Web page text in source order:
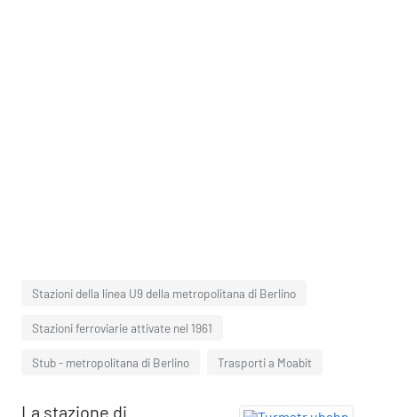
Stazioni della linea U9 della metropolitana di Berlino
Stazioni ferroviarie attivate nel 1961
Stub - metropolitana di Berlino Trasporti a Moabit
La stazione di